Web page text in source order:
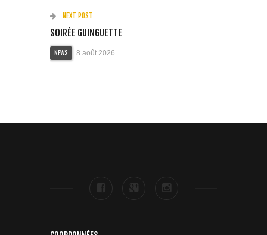
NEXT POST
SOIRÉE GUINGUETTE
NEWS 8 août 2026